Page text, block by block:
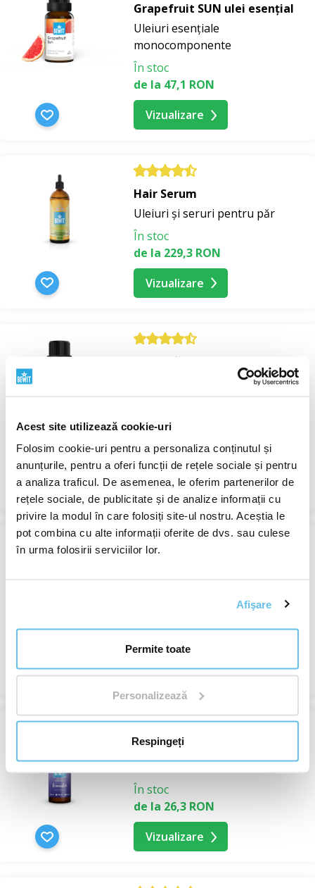
Acest site utilizează cookie-uri
Folosim cookie-uri pentru a personaliza conținutul și
anunțurile, pentru a oferi funcții de rețele sociale și pentru
a analiza traficul. De asemenea, le oferim partenerilor de
rețele sociale, de publicitate și de analize informații cu
privire la modul în care folosiți site-ul nostru. Aceștia le
pot combina cu alte informații oferite de dvs. sau culese
în urma folosirii serviciilor lor.
Afişare
Permite toate
Personalizează
Respingeți
Grapefruit SUN ulei esențial
Uleiuri esențiale
monocomponente
În stoc
de la 47,1 RON
Vizualizare
Hair Serum
Uleiuri și seruri pentru păr
În stoc
de la 229,3 RON
Vizualizare
Lavandă RAW, CO₂ ulei
de la 45,1 RON
Vizualizare
-33%
Vizualizare
Lavendel Hydrolat
Hidrolate cosmetice
În stoc
de la 26,3 RON
Vizualizare